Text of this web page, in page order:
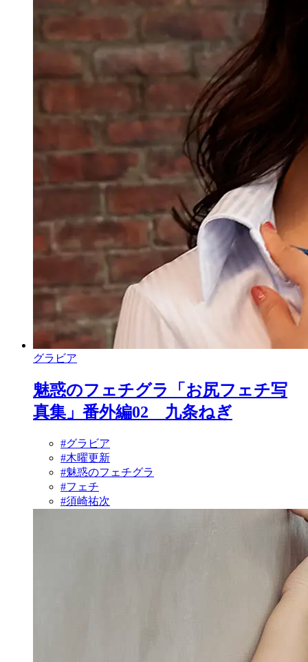
グラビア
魅惑のフェチグラ「お尻フェチ写
真集」番外編02 九条ねぎ
#グラビア
#木曜更新
#魅惑のフェチグラ
#フェチ
#須崎祐次